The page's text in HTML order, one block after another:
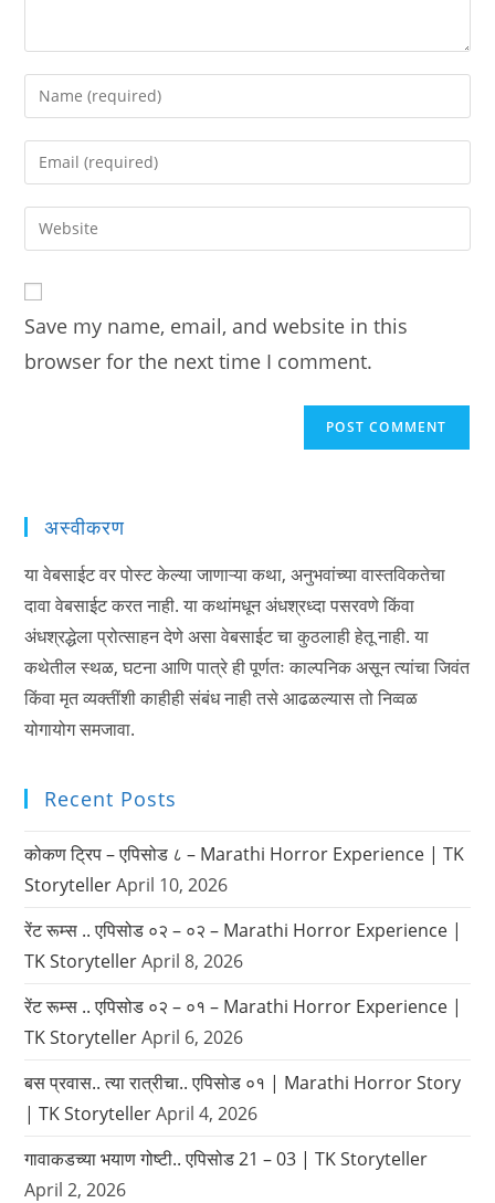
Enter
your
name
comment
Enter
your
email
address
comment
Enter
your
URL
(optional)
Save my name, email, and website in this
browser for the next time I comment.
अस्वीकरण
या वेबसाईट वर पोस्ट केल्या जाणाऱ्या कथा, अनुभवांच्या वास्तविकतेचा
दावा वेबसाईट करत नाही. या कथांमधून अंधश्रध्दा पसरवणे किंवा
अंधश्रद्धेला प्रोत्साहन देणे असा वेबसाईट चा कुठलाही हेतू नाही. या
कथेतील स्थळ, घटना आणि पात्रे ही पूर्णतः काल्पनिक असून त्यांचा जिवंत
किंवा मृत व्यक्तींशी काहीही संबंध नाही तसे आढळल्यास तो निव्वळ
योगायोग समजावा.
Recent Posts
कोकण ट्रिप – एपिसोड ८ – Marathi Horror Experience | TK
Storyteller April 10, 2026
रेंट रूम्स .. एपिसोड ०२ – ०२ – Marathi Horror Experience |
TK Storyteller April 8, 2026
रेंट रूम्स .. एपिसोड ०२ – ०१ – Marathi Horror Experience |
TK Storyteller April 6, 2026
बस प्रवास.. त्या रात्रीचा.. एपिसोड ०१ | Marathi Horror Story
| TK Storyteller April 4, 2026
गावाकडच्या भयाण गोष्टी.. एपिसोड 21 – 03 | TK Storyteller
April 2, 2026